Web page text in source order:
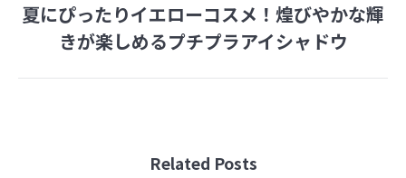
Next
post:
夏にぴったりイエローコスメ！煌びやかな輝
きが楽しめるプチプラアイシャドウ
Related Posts